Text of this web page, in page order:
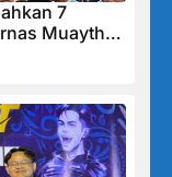
7
Muaythai